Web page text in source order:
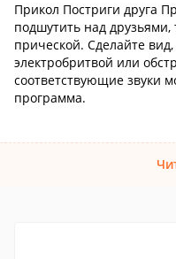
Прикол Постриги друга
подшутить над
прической. Сделайте
электробритвой или
соответствующие звуки
программа.